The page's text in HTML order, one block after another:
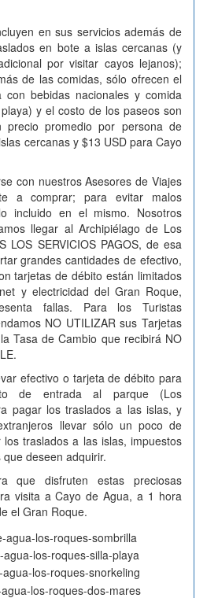
en sus servicios además de
en bote a islas cercanas (y
por visitar cayos lejanos);
de las comidas, sólo ofrecen el
con bebidas nacionales y comida
y el costo de los paseos son
precio promedio por persona de
cercanas y $13 USD para Cayo
con nuestros Asesores de Viajes
a comprar; para evitar malos
incluido en el mismo. Nosotros
llegar al Archipiélago de Los
LOS SERVICIOS PAGOS, de esa
grandes cantidades de efectivo,
tarjetas de débito están limitados
y electricidad del Gran Roque,
fallas. Para los Turistas
NO UTILIZAR sus Tarjetas
Tasa de Cambio que recibirá NO
efectivo o tarjeta de débito para
de entrada al parque (Los
pagar los traslados a las islas, y
llevar sólo un poco de
traslados a las islas, impuestos
deseen adquirir.
que disfruten estas preciosas
visita a Cayo de Agua, a 1 hora
el Gran Roque.